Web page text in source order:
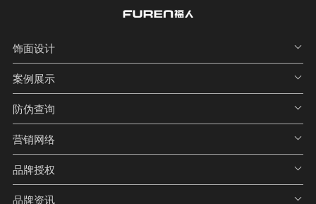
饰面设计
案例展示
防伪查询
营销网络
品牌授权
品牌资讯